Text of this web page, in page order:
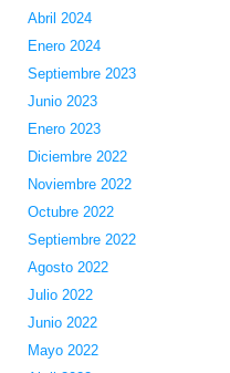
Abril 2024
Enero 2024
Septiembre 2023
Junio 2023
Enero 2023
Diciembre 2022
Noviembre 2022
Octubre 2022
Septiembre 2022
Agosto 2022
Julio 2022
Junio 2022
Mayo 2022